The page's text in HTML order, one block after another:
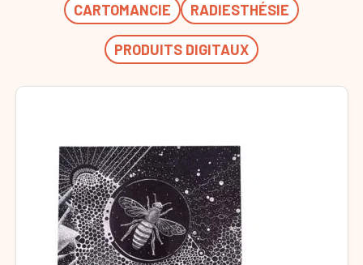
CARTOMANCIE RADIESTHÉSIE
PRODUITS DIGITAUX